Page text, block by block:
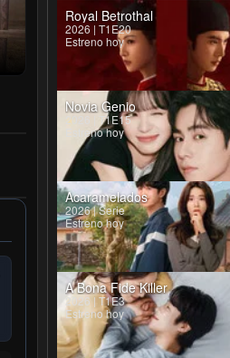
Royal Betrothal
2026 | T1E20
Estreno hoy
Novia Genio
2026 | T1E15
Estreno hoy
Acaramelados
2026 | Serie
Estreno hoy
A Bona Fide Killer
2026 | T1E3
Estreno hoy